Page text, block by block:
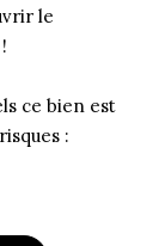
le
ce bien est
: